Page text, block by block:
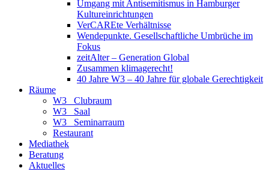
Umgang mit Antisemitismus in Hamburger
Kultureinrichtungen
VerCAREte Verhältnisse
Wendepunkte. Gesellschaftliche Umbrüche im
Fokus
zeitAlter – Generation Global
Zusammen klimagerecht!
40 Jahre W3 – 40 Jahre für globale Gerechtigkeit
Räume
W3_ Clubraum
W3_ Saal
W3_ Seminarraum
Restaurant
Mediathek
Beratung
Aktuelles